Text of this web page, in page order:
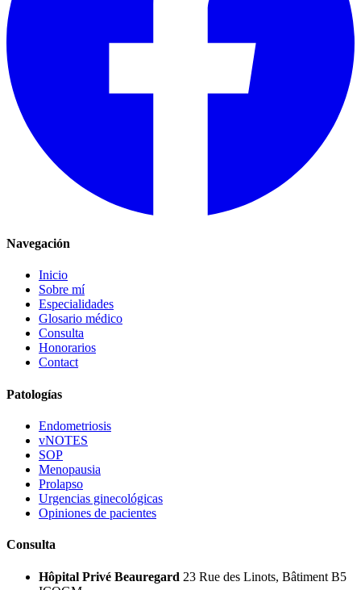
Navegación
Inicio
Sobre mí
Especialidades
Glosario médico
Consulta
Honorarios
Contact
Patologías
Endometriosis
vNOTES
SOP
Menopausia
Prolapso
Urgencias ginecológicas
Opiniones de pacientes
Consulta
Hôpital Privé Beauregard 23 Rue des Linots, Bâtiment B5